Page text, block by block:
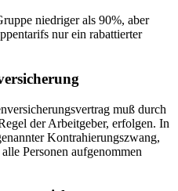
niedriger als 90%, aber
nur ein rabattierter
muß durch
der Arbeitgeber, erfolgen. In
Kontrahierungszwang,
Personen aufgenommen